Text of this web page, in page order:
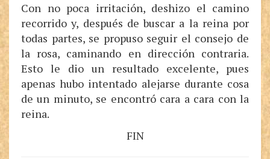
Con no poca irritación, deshizo el camino
recorrido y, después de buscar a la reina por
todas partes, se propuso seguir el consejo de
la rosa, caminando en dirección contraria.
Esto le dio un resultado excelente, pues
apenas hubo intentado alejarse durante cosa
de un minuto, se encontró cara a cara con la
reina.
FIN